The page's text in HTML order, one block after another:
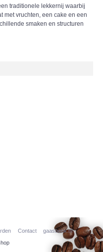
traditionele lekkernij waarbij
met vruchten, een cake en een
smaken en structuren
Contact gaasbeek.nl